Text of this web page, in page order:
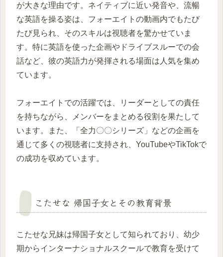
が大きな理由です。ネイティブに近い発音や、流暢
な英語を操る姿は、フォーエイトの動画内でもたび
たび見られ、そのスキルは視聴者を驚かせていま
す。特に英語を使った企画やドライブスルーでの会
話など、彼の英語力が発揮される場面は人気を集め
ています。
フォーエイトでの活躍では、リーダーとしての責任
を持ちながら、メンバーをまとめる役割を果たして
います。また、「全力〇〇シリーズ」などの企画を
通じて多くの視聴者に支持され、YouTubeやTikTokで
の成功を収めています。
こたせな 帰国子女とその教育背景
こたせな兄妹は帰国子女として知られており、幼少
期からインターナショナルスクールで教育を受けて